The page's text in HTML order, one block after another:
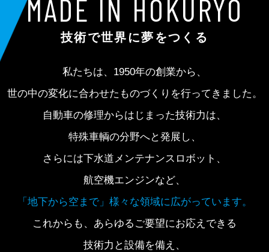
MADE IN HOKURYO
技術で世界に夢をつくる
私たちは、1950年の創業から、
世の中の変化に合わせたものづくりを行ってきました。
自動車の修理からはじまった技術力は、
特殊車輌の分野へと発展し、
さらには下水道メンテナンスロボット、
航空機エンジンなど、
「地下から空まで」様々な領域に広がっています。
これからも、あらゆるご要望にお応えできる
技術力と設備を備え、